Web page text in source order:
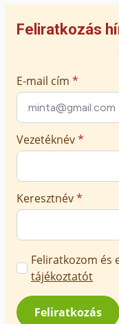
Feliratkozás
E-mail cím *
Vezetéknév*
Keresztnév*
Marketing
üzenetek
jóváhagyása
*
tájékoztatót
Feliratkozás